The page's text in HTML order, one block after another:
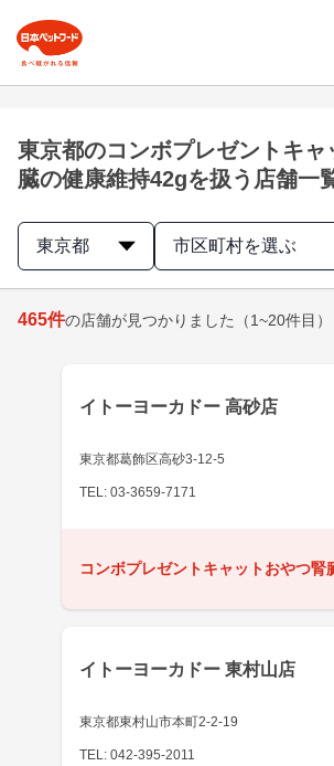
東京都のコンボプレゼントキャ
臓の健康維持42gを扱う店舗一
東京都 市区町村を選ぶ
465件の店舗が見つかりました （1~20件目）
イトーヨーカドー 高砂店
東京都葛飾区高砂3-12-5
TEL: 03-3659-7171
コンボプレゼントキャットおやつ腎
イトーヨーカドー 東村山店
東京都東村山市本町2-2-19
TEL: 042-395-2011